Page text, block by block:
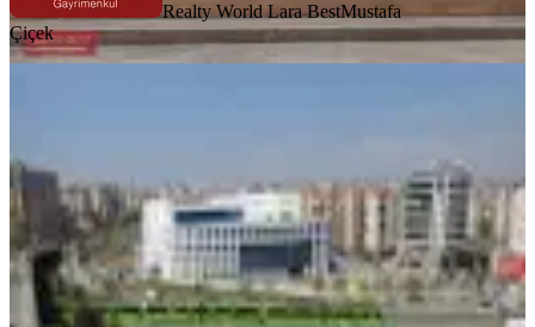
Realty World Lara BestMustafa
Çiçek
Bursa, Nilüfer
5+ Oda·310 m²·4. Kat 07.08.2026
75.000 ₺